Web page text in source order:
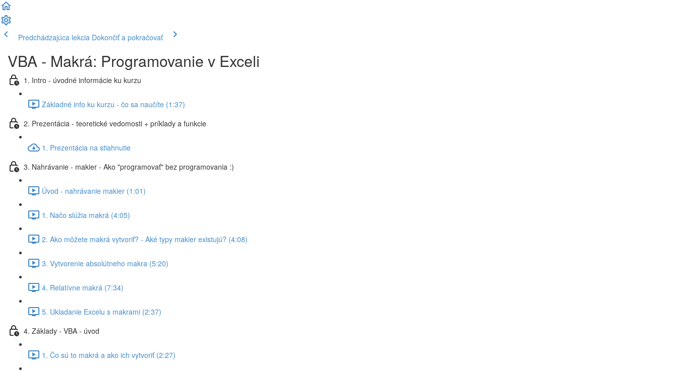
Predchádzajúca lekcia Dokončiť a pokračovať
VBA - Makrá: Programovanie v Exceli
1. Intro - úvodné informácie ku kurzu
Základné info ku kurzu - čo sa naučíte (1:37)
2. Prezentácia - teoretické vedomosti + príklady a funkcie
1. Prezentácia na stiahnutie
3. Nahrávanie - makier - Ako "programovať" bez programovania :)
Úvod - nahrávanie makier (1:01)
1. Načo slúžia makrá (4:05)
2. Ako môžete makrá vytvoriť? - Aké typy makier existujú? (4:08)
3. Vytvorenie absolútneho makra (5:20)
4. Relatívne makrá (7:34)
5. Ukladanie Excelu s makrami (2:37)
4. Základy - VBA - úvod
1. Čo sú to makrá a ako ich vytvoriť (2:27)